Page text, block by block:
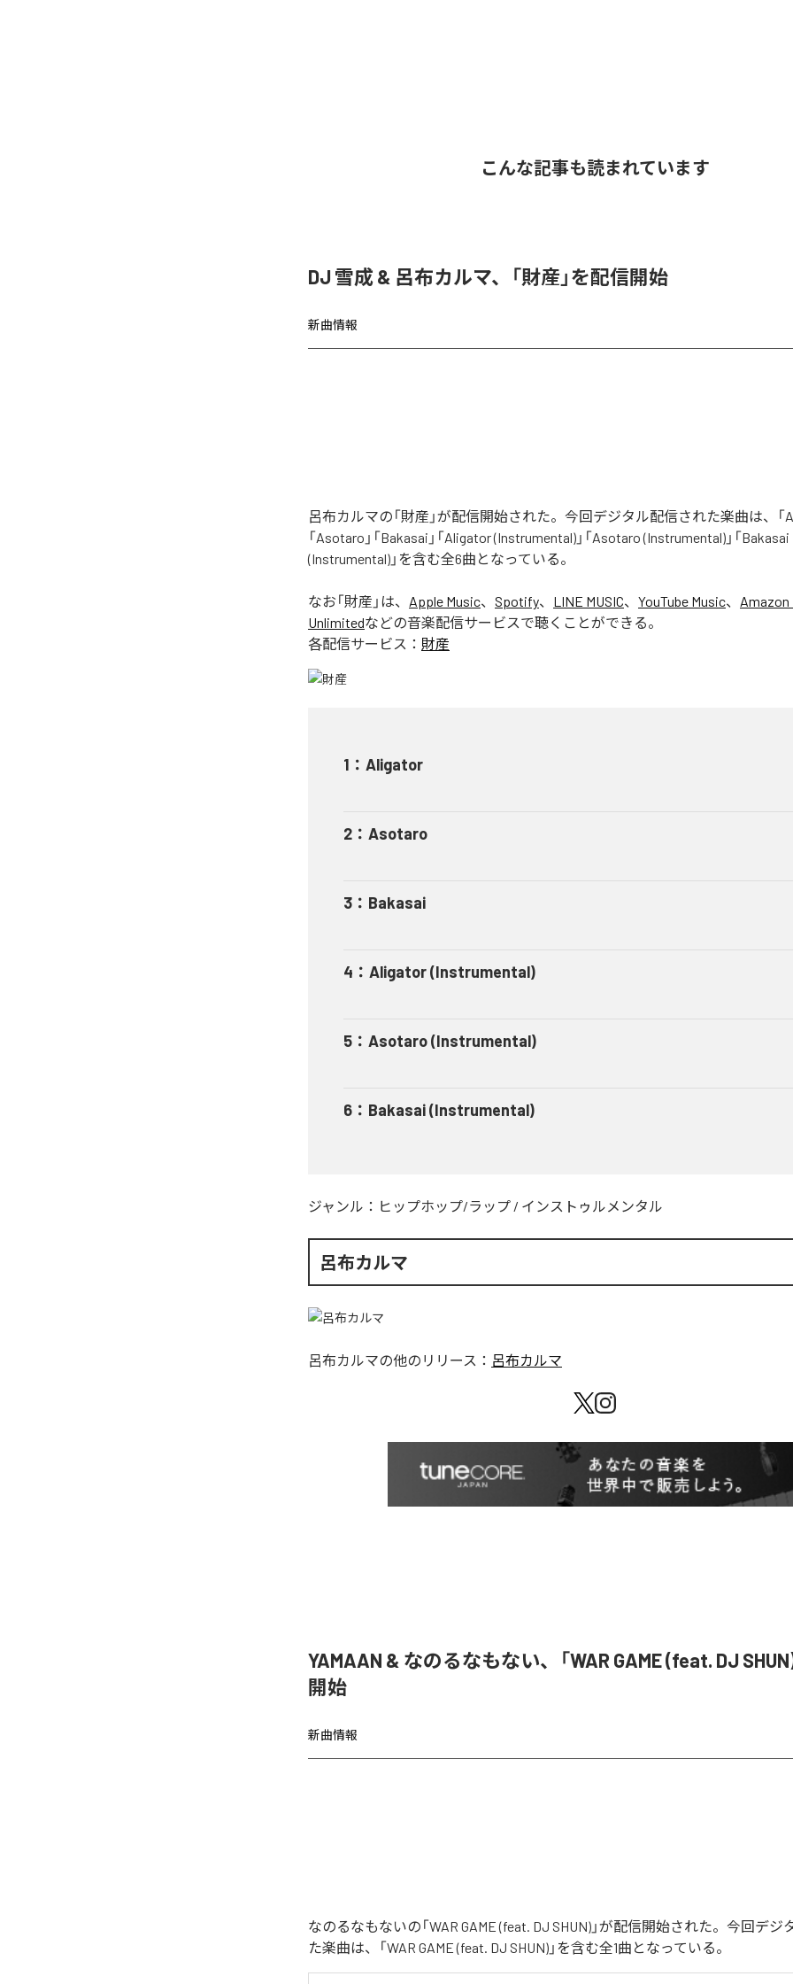
こんな記事も読まれています
DJ 雪成 & 呂布カルマ、「財産」を配信開始
新曲情報
呂布カルマの「財産」が配信開始された。今回デジタル配信された楽曲は、「
「Asotaro」「Bakasai」「Aligator (Instrumental)」「Asotaro (Instrumental)」「Bakasai
(Instrumental)」を含む全6曲となっている。
なお「財産 」は、 Apple Music、 Spotify、 LINE MUSIC、 YouTube Music、 Amazon
Unlimitedなどの音楽配信サービスで聴くことができる。
各配信サービス： 財産
1 ： Aligator
2 ： Asotaro
3 ： Bakasai
4 ： Aligator (Instrumental)
5 ： Asotaro (Instrumental)
6 ： Bakasai (Instrumental)
ジャンル： ヒップホップ/ラップ / インストゥルメンタル
呂布カルマ
呂布カルマの他のリリース： 呂布カルマ
YAMAAN & なのるなもない、「WAR GAME (feat. DJ
開始
新曲情報
なのるなもないの「WAR GAME (feat. DJ SHUN)」が配信開始された。今回デジ
た楽曲は、「WAR GAME (feat. DJ SHUN)」を含む全1曲となっている。